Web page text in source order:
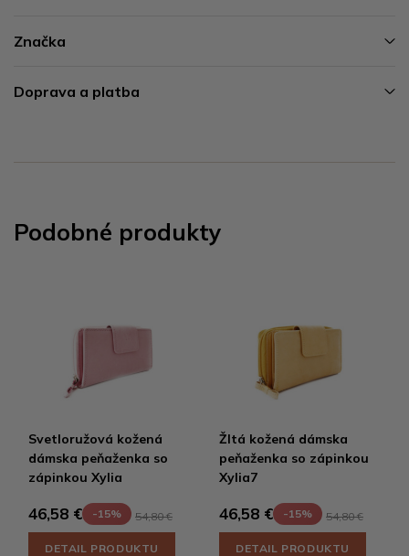
Značka
Doprava a platba
Podobné produkty
Svetloružová kožená
dámska peňaženka so
zápinkou Xylia
46,58 € -15% 54,80 €
DETAIL PRODUKTU
Žltá kožená dámska
peňaženka so zápinkou
Xylia7
46,58 € -15% 54,80 €
DETAIL PRODUKTU